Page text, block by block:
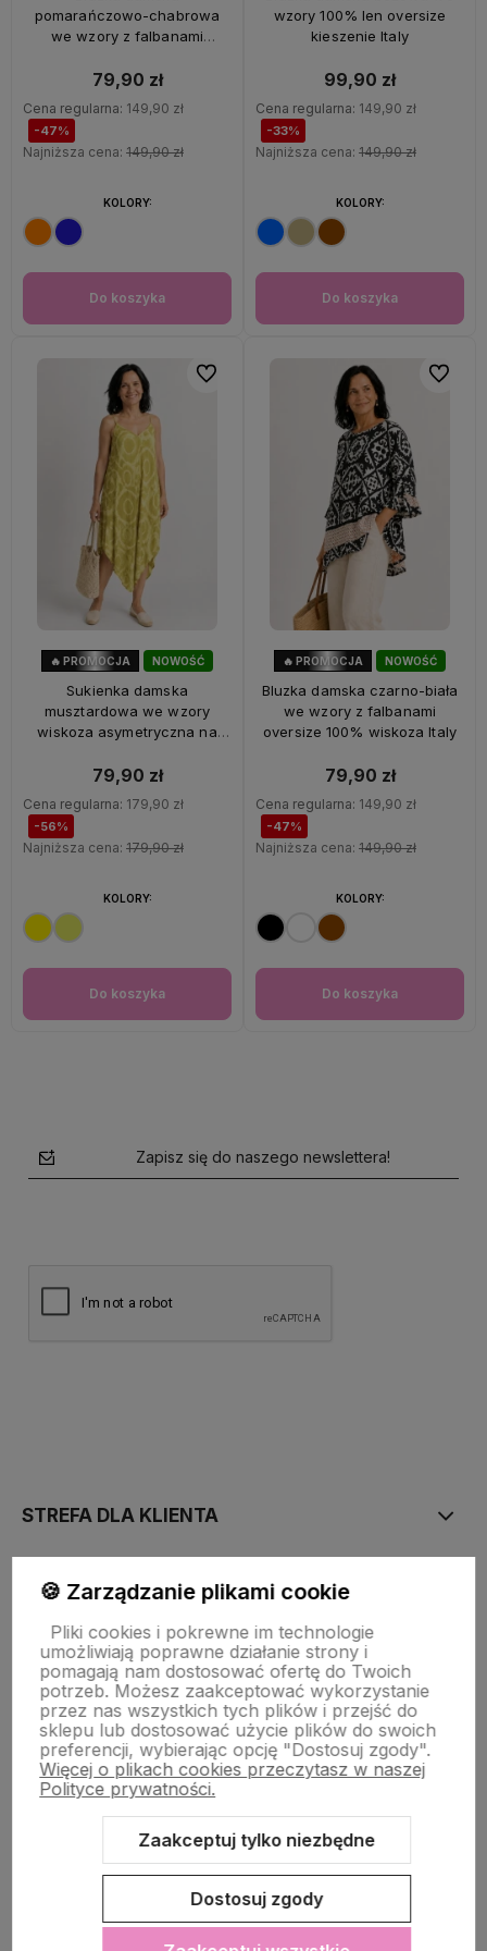
pomarańczowo-chabrowa
we wzory z falbanami
79,90 zł
Cena regularna: 149,90 zł
-47%
Najniższa cena: 149,90 zł
Do koszyka
KOLORY:
wzory 100% len oversize
kieszenie Italy
99,90 zł
Cena regularna: 149,90 zł
-33%
Najniższa cena: 149,90 zł
Do koszyka
KOLORY:
NOWOŚĆ
🔥 PROMOCJA
Sukienka damska
musztardowa we wzory
wiskoza asymetryczna na
79,90 zł
Cena regularna: 179,90 zł
-56%
Najniższa cena: 179,90 zł
Do koszyka
KOLORY:
Do ulubionych
NOWOŚĆ
🔥 PROMOCJA
Bluzka damska czarno-biała
we wzory z falbanami
oversize 100% wiskoza Italy
79,90 zł
Cena regularna: 149,90 zł
-47%
Najniższa cena: 149,90 zł
Do koszyka
KOLORY:
Do
Zapisz się do naszego newslettera!
STREFA DLA KLIENTA
PŁATNOŚĆ I DOSTAWA
STRONY INFORMACYJNE
POMOC DLA KLIENTA
🍪 Zarządzanie plikami cookie
Pliki cookies i pokrewne im technologie
umożliwiają poprawne działanie strony i
pomagają nam dostosować ofertę do Twoich
potrzeb. Możesz zaakceptować wykorzystanie
przez nas wszystkich tych plików i przejść do
sklepu lub dostosować użycie plików do swoich
preferencji, wybierając opcję "Dostosuj zgody".
Więcej o plikach cookies przeczytasz w naszej
Polityce prywatności.
Zaakceptuj tylko niezbędne
Dostosuj zgody